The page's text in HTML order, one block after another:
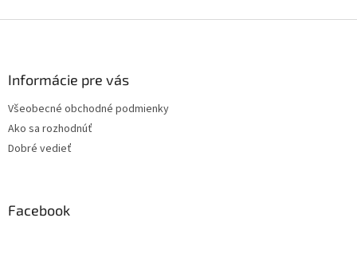
u
Informácie pre vás
Všeobecné obchodné podmienky
Ako sa rozhodnúť
Dobré vedieť
Facebook